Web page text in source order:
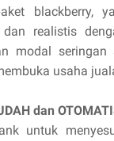
blackberry,
realistis
modal
usaha
dan
untuk